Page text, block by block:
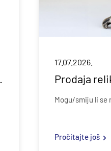
17.07.2026.
Prodaja
Mogu/smiju li se
Pročitajte još